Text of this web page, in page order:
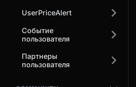
UserPriceAlert
Событие
пользователя
Партнеры
пользователя